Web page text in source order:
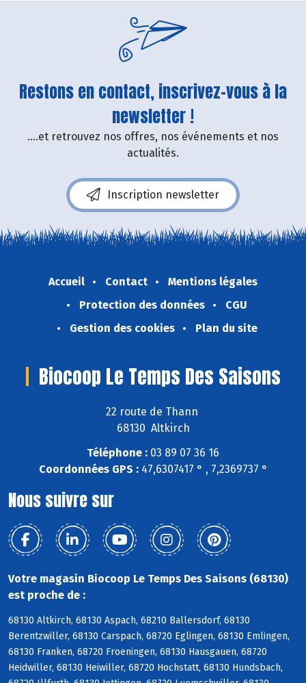
Restons en contact, inscrivez-vous à la
newsletter !
....et retrouvez nos offres, nos événements et nos
actualités.
Inscription newsletter
Accueil Contact
Mentions légales
Protection des données
CGU
Gestion des cookies
Plan du site
Biocoop Le Temps Des Saisons
22 route de Thann
68130 Altkirch
Téléphone : 03 89 07 36 16
Coordonnées GPS :47,6307417 ° , 7,2369737 °
Nous suivre sur
Votre magasin Biocoop Le Temps Des Saisons (68130)
est proche de :
68130 Altkirch, 68130 Aspach, 68210 Ballersdorf, 68130
Berentzwiller, 68130 Carspach, 68720 Eglingen, 68130 Emlingen,
68130 Franken, 68720 Froeningen, 68130 Hausgauen, 68720
Heidwiller, 68130 Heiwiller, 68720 Hochstatt, 68130 Hundsbach,